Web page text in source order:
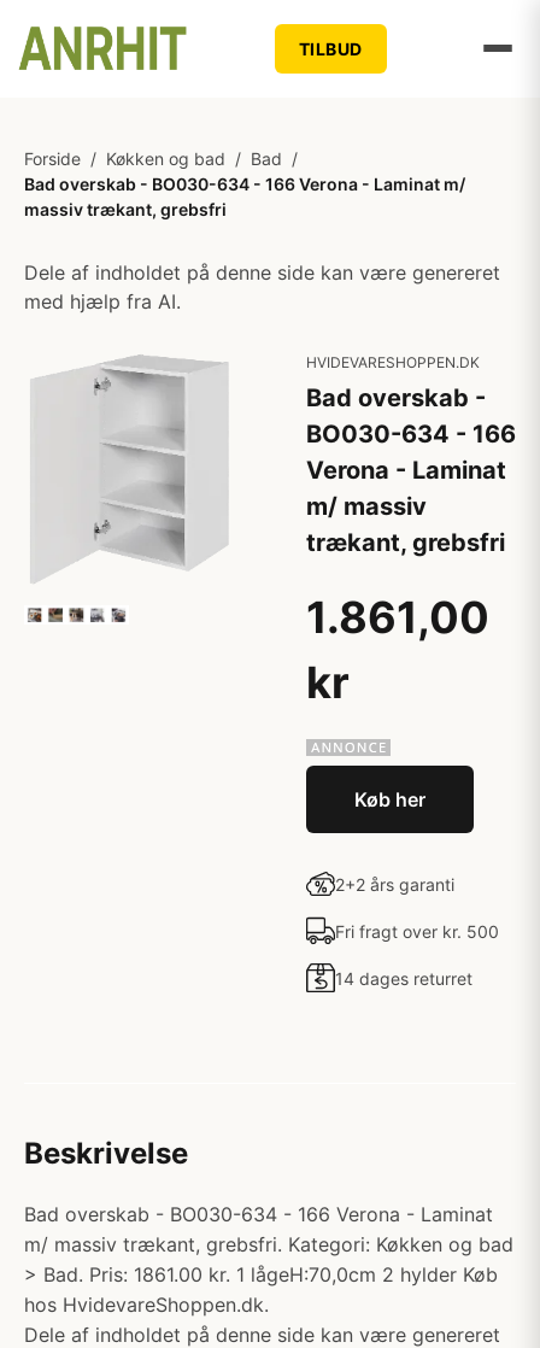
TILBUD
Forside / Køkken og bad / Bad /
Bad overskab - BO030-634 - 166 Verona - Laminat m/
massiv trækant, grebsfri
Dele af indholdet på denne side kan være genereret
med hjælp fra AI.
HVIDEVARESHOPPEN.DK
Bad overskab -
BO030-634 - 166
Verona - Laminat
m/ massiv
trækant, grebsfri
1.861,00
kr
Køb her
2+2 års garanti
Fri fragt over kr. 500
14 dages returret
Beskrivelse
Bad overskab - BO030-634 - 166 Verona - Laminat
m/ massiv trækant, grebsfri. Kategori: Køkken og bad
> Bad. Pris: 1861.00 kr. 1 lågeH:70,0cm 2 hylder Køb
hos HvidevareShoppen.dk.
Dele af indholdet på denne side kan være genereret